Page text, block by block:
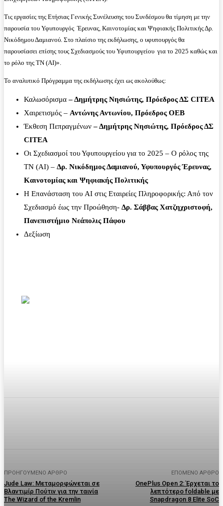
Τις εργασίες της Ετήσιας Γενικής Συνέλευσης του Συνδέσμου θα τίμηση με την
παρουσία του Υφυπουργός Έρευνας, Καινοτομίας και Ψηφιακής Πολιτικής Δρ.
Νικόδημου Δαμιανού. Στο πλαίσιο της εκδήλωσης, ο υφυπουργός θα
παρουσίασει επίσης τους Σχεδιασμούς του Υφυπουργείου για το 2025 καθώς και
το ρόλο της ΤΝ (AI)».
Το αναλυτικό Πρόγραμμα της εκδήλωσης έχει ως ακολούθως:
Καλωσόρισμα– Δημήτρης Νησιώτης, Πρόεδρος ΔΣ CITEA
Χαιρετισμός – Αντώνης Αντωνίου, Πρόεδρος ΟΕΒ
Έκθεση Πεπραγμένων– Δημήτρης Νησιώτης, Πρόεδρος ΔΣ
CITEA
Οι Σχεδιασμοί του Υφυπουργείου για το 2025 – Ο ρόλος της
ΤΝ (AI) – Δρ. Νικόδημος Δαμιανού, Υφυπουργός Έρευνας,
Καινοτομίας και Ψηφιακής Πολιτικής
Η Επανάσταση του AI στις Εταιρείες Πληροφορικής: Από τον
Σχεδιασμό έως την Προώθηση- Δρ. Σάββας Χατζηχριστοφή,
Πανεπιστήμιο Νεάπολις Πάφου
Δεξίωση
ΠΡΟΗΓΟΎΜΕΝΟ ΆΡΘΡΟ
Jude Law: Μεταμορφώνεται σε
Βλαντιμίρ Πούτιν για την ταινία
The Wizard of the Kremlin
ΕΠΌΜΕΝΟ ΆΡΘΡΟ
OnePlus Open 2: Έρχεται το
λεπτότερο foldable με
Snapdragon 8 Elite SoC